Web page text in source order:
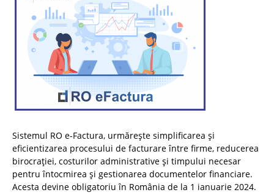
Sistemul RO e-Factura, urmărește simplificarea și
eficientizarea procesului de facturare între firme, reducerea
birocrației, costurilor administrative și timpului necesar
pentru întocmirea și gestionarea documentelor financiare.
Acesta devine obligatoriu în România de la 1 ianuarie 2024.